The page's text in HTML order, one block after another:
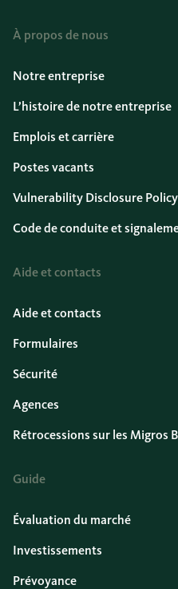
À propos de nous
Notre entreprise
L’histoire de notre entreprise
Emplois et carrière
Postes vacants
Vulnerability Disclosure Policy
Code de conduite et
Aide et contacts
Aide et contacts
Formulaires
Sécurité
Agences
Rétrocessions sur les Migros
Guide
Évaluation du marché
Investissements
Prévoyance